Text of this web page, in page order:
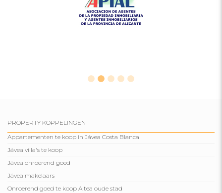
PROPERTY KOPPELINGEN
Appartementen te koop in Jávea Costa Blanca
Jávea villa's te koop
Jávea onroerend goed
Jávea makelaars
Onroerend goed te koop Altea oude stad